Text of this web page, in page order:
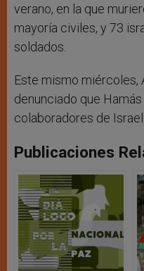
verano, en la que
mayoría civiles, y 73
soldados.
Este mismo miércoles,
denunciado que
colaboradores de
Publicaciones